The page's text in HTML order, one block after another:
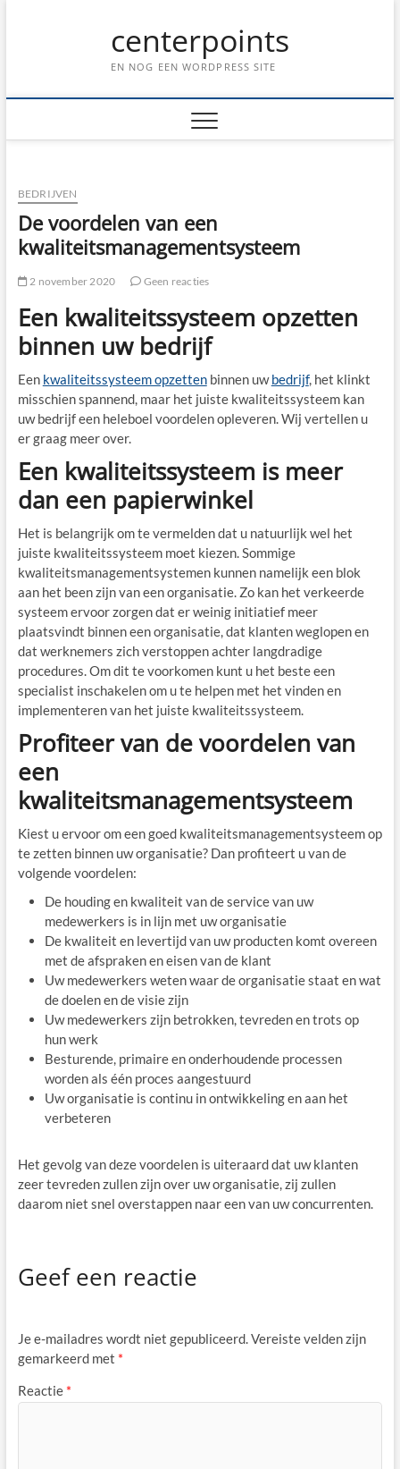
centerpoints
EN NOG EEN WORDPRESS SITE
BEDRIJVEN
De voordelen van een
kwaliteitsmanagementsysteem
2 november 2020 Geen reacties
Een kwaliteitssysteem opzetten
binnen uw bedrijf
Een kwaliteitssysteem opzettenbinnen uwbedrijf, het klinkt
misschien spannend, maar het juiste kwaliteitssysteem kan
uw bedrijf een heleboel voordelen opleveren. Wij vertellen u
er graag meer over.
Een kwaliteitssysteem is meer
dan een papierwinkel
Het is belangrijk om te vermelden dat u natuurlijk wel het
juiste kwaliteitssysteem moet kiezen. Sommige
kwaliteitsmanagementsystemen kunnen namelijk een blok
aan het been zijn van een organisatie. Zo kan het verkeerde
systeem ervoor zorgen dat er weinig initiatief meer
plaatsvindt binnen een organisatie, dat klanten weglopen en
dat werknemers zich verstoppen achter langdradige
procedures. Om dit te voorkomen kunt u het beste een
specialist inschakelen om u te helpen met het vinden en
implementeren van het juiste kwaliteitssysteem.
Profiteer van de voordelen van
een
kwaliteitsmanagementsysteem
Kiest u ervoor om een goed kwaliteitsmanagementsysteem op
te zetten binnen uw organisatie? Dan profiteert u van de
volgende voordelen:
De houding en kwaliteit van de service van uw
medewerkers is in lijn met uw organisatie
De kwaliteit en levertijd van uw producten komt overeen
met de afspraken en eisen van de klant
Uw medewerkers weten waar de organisatie staat en wat
de doelen en de visie zijn
Uw medewerkers zijn betrokken, tevreden en trots op
hun werk
Besturende, primaire en onderhoudende processen
worden als één proces aangestuurd
Uw organisatie is continu in ontwikkeling en aan het
verbeteren
Het gevolg van deze voordelen is uiteraard dat uw klanten
zeer tevreden zullen zijn over uw organisatie, zij zullen
daarom niet snel overstappen naar een van uw concurrenten.
Geef een reactie
Je e-mailadres wordt niet gepubliceerd.Vereiste velden zijn
gemarkeerd met *
Reactie *